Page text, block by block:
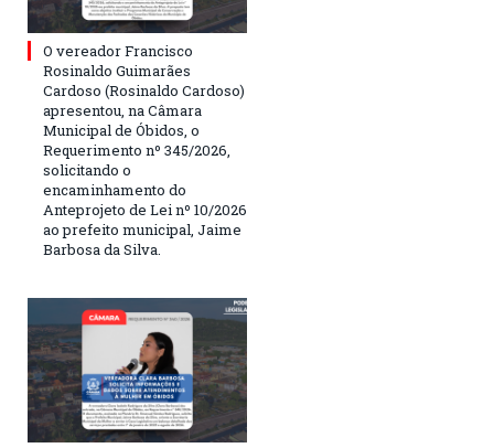
O vereador Francisco
Rosinaldo Guimarães
Cardoso (Rosinaldo Cardoso)
apresentou, na Câmara
Municipal de Óbidos, o
Requerimento nº 345/2026,
solicitando o
encaminhamento do
Anteprojeto de Lei nº 10/2026
ao prefeito municipal, Jaime
Barbosa da Silva.